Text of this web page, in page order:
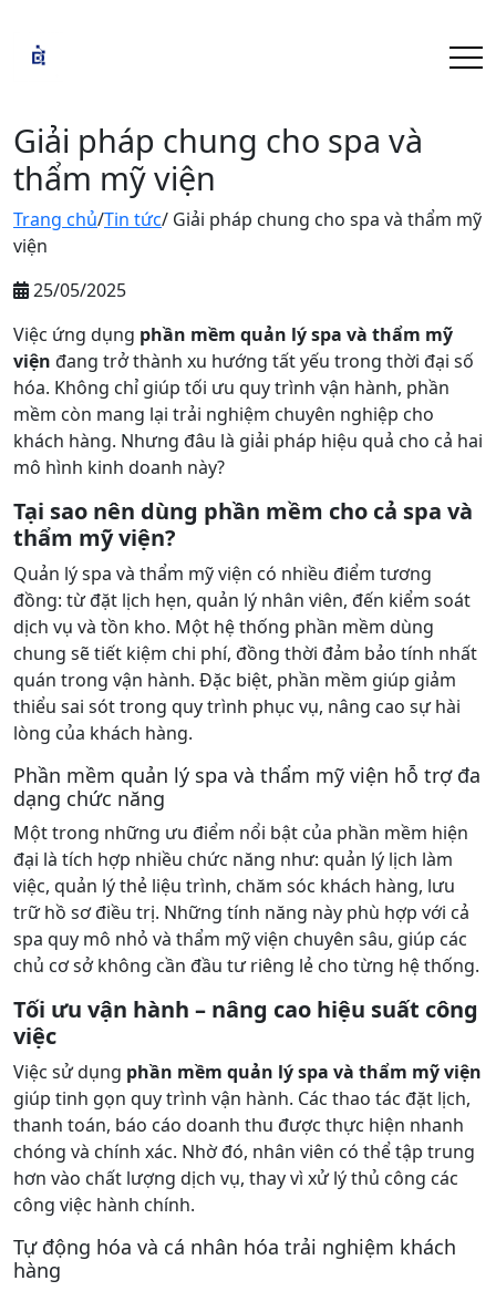
Giải pháp chung cho spa và
thẩm mỹ viện
Trang chủ/Tin tức/ Giải pháp chung cho spa và thẩm mỹ
viện
25/05/2025
Việc ứng dụng phần mềm quản lý spa và thẩm mỹ
viện đang trở thành xu hướng tất yếu trong thời đại số
hóa. Không chỉ giúp tối ưu quy trình vận hành, phần
mềm còn mang lại trải nghiệm chuyên nghiệp cho
khách hàng. Nhưng đâu là giải pháp hiệu quả cho cả hai
mô hình kinh doanh này?
Tại sao nên dùng phần mềm cho cả spa và
thẩm mỹ viện?
Quản lý spa và thẩm mỹ viện có nhiều điểm tương
đồng: từ đặt lịch hẹn, quản lý nhân viên, đến kiểm soát
dịch vụ và tồn kho. Một hệ thống phần mềm dùng
chung sẽ tiết kiệm chi phí, đồng thời đảm bảo tính nhất
quán trong vận hành. Đặc biệt, phần mềm giúp giảm
thiểu sai sót trong quy trình phục vụ, nâng cao sự hài
lòng của khách hàng.
Phần mềm quản lý spa và thẩm mỹ viện hỗ trợ đa
dạng chức năng
Một trong những ưu điểm nổi bật của phần mềm hiện
đại là tích hợp nhiều chức năng như: quản lý lịch làm
việc, quản lý thẻ liệu trình, chăm sóc khách hàng, lưu
trữ hồ sơ điều trị. Những tính năng này phù hợp với cả
spa quy mô nhỏ và thẩm mỹ viện chuyên sâu, giúp các
chủ cơ sở không cần đầu tư riêng lẻ cho từng hệ thống.
Tối ưu vận hành – nâng cao hiệu suất công
việc
Việc sử dụng phần mềm quản lý spa và thẩm mỹ viện
giúp tinh gọn quy trình vận hành. Các thao tác đặt lịch,
thanh toán, báo cáo doanh thu được thực hiện nhanh
chóng và chính xác. Nhờ đó, nhân viên có thể tập trung
hơn vào chất lượng dịch vụ, thay vì xử lý thủ công các
công việc hành chính.
Tự động hóa và cá nhân hóa trải nghiệm khách
hàng